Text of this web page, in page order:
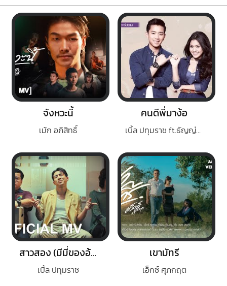
จังหวะนี้
เม้ก อภิสิทธิ์
คนดีพี่มาง้อ
เบิ้ล ปทุมราช ft.ธัญญ่า อาร์ สยาม
สาวสอง (มีมี่ของอ้าย)
เบิ้ล ปทุมราช
เขามัทรี
เอ็กซ์ ศุภกฤต